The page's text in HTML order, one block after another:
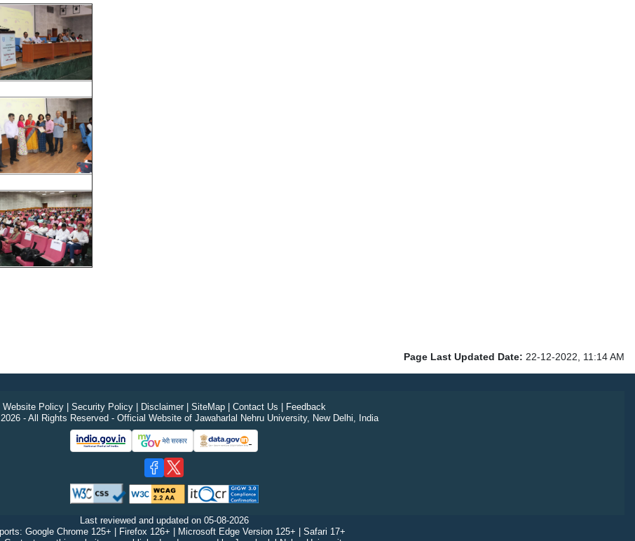
Page Last Updated Date: 22-12-2022, 11:14 AM
Website Policy| Security Policy| Disclaimer| SiteMap| Contact Us | Feedback
- All Rights Reserved - Official Website of Jawaharlal Nehru University, New Delhi, India
Last reviewed and updated on 05-08-2026
Google Chrome 125+ | Firefox 126+ | Microsoft Edge Version 125+ | Safari 17+